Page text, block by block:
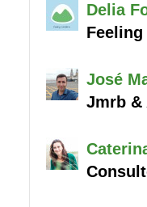
Delia
José
Jmrb &